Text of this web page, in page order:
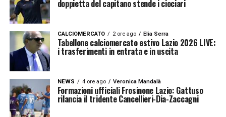
doppietta del capitano stende i ciociari
CALCIOMERCATO 2 ore ago Elia Serra
Tabellone calciomercato estivo Lazio 2026 LIVE:
i trasferimenti in entrata e in uscita
NEWS 4 ore ago Veronica Mandalà
Formazioni ufficiali Frosinone Lazio: Gattuso
rilancia il tridente Cancellieri-Dia-Zaccagni